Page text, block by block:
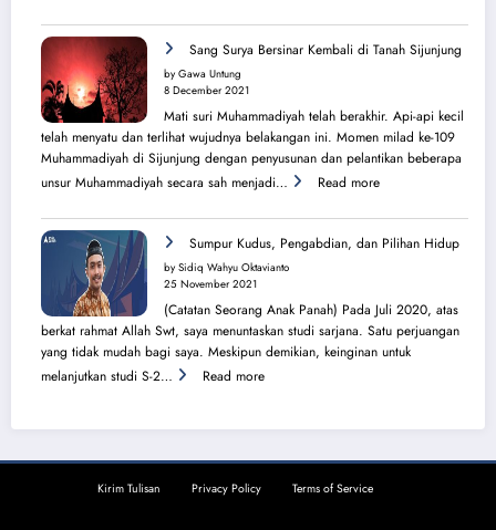
Cahaya
Sang
Balik
Pura
Sang Surya Bersinar Kembali di Tanah Sijunjung
by Gawa Untung
8 December 2021
Mati suri Muhammadiyah telah berakhir. Api-api kecil
telah menyatu dan terlihat wujudnya belakangan ini. Momen milad ke-109
Muhammadiyah di Sijunjung dengan penyusunan dan pelantikan beberapa
unsur Muhammadiyah secara sah menjadi…
Read more:
Surya
Bersinar
Tanah
Sijunjung
Sumpur Kudus, Pengabdian, dan Pilihan Hidup
by Sidiq Wahyu Oktavianto
25 November 2021
(Catatan Seorang Anak Panah) Pada Juli 2020, atas
berkat rahmat Allah Swt, saya menuntaskan studi sarjana. Satu perjuangan
yang tidak mudah bagi saya. Meskipun demikian, keinginan untuk
melanjutkan studi S-2…
Read more:
Pengabdian,
Hidup
Kirim Tulisan Privacy Policy Terms of Service